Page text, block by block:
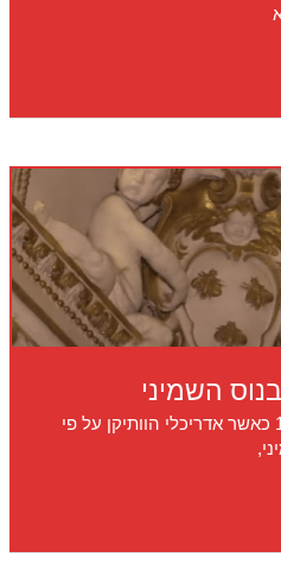
השמיני
הקפלה הזו הוקמה בשנת 1631 כאשר אדריכלי הוותיקן על פי